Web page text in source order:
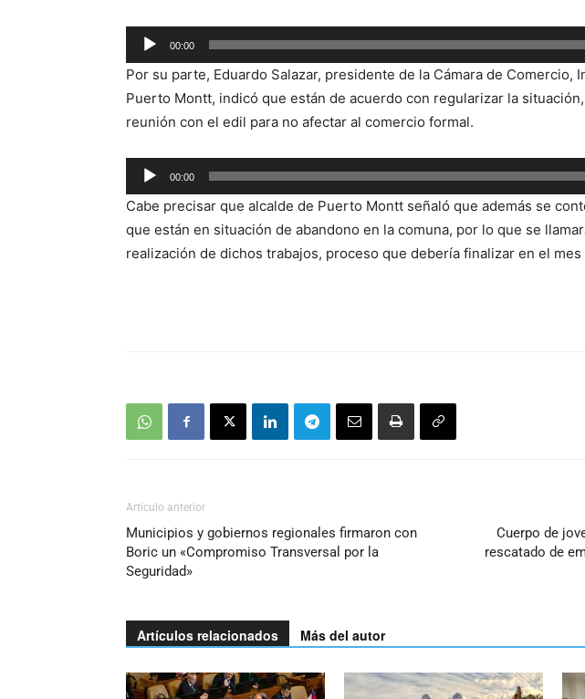
Reproductor
de
audio
00:00
Por su parte, Eduardo Salazar, presidente de la Cámara de Comercio,
Puerto Montt, indicó que están de acuerdo con regularizar la
reunión con el edil para no afectar al comercio formal.
Reproductor
de
audio
00:00
Cabe precisar que alcalde de Puerto Montt señaló que además se
que están en situación de abandono en la comuna, por lo que se
realización de dichos trabajos, proceso que debería finalizar en el mes
Artículo anterior
Municipios y gobiernos regionales firmaron con
Boric un «Compromiso Transversal por la
Seguridad»
Cuerpo de
rescatado de
Artículos relacionados Más del autor